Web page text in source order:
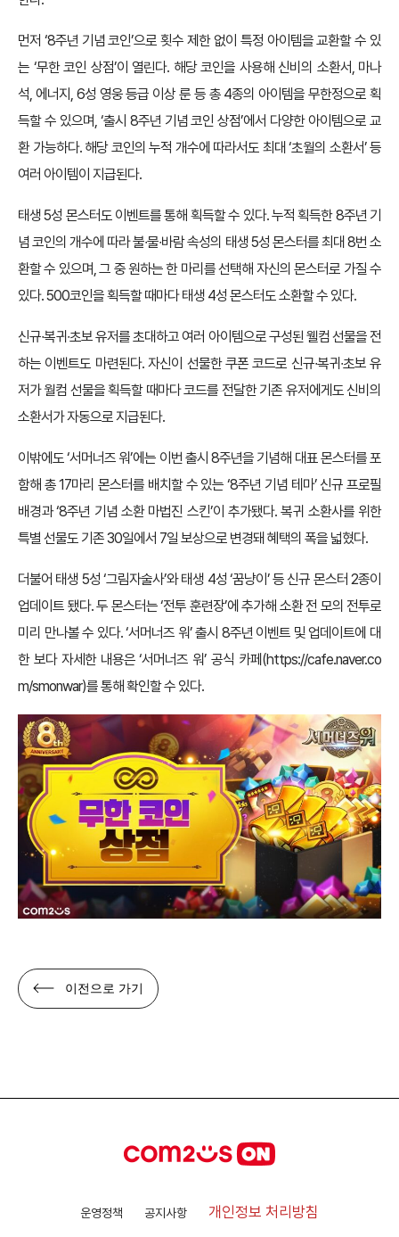
먼저 ‘8주년 기념 코인’으로 횟수 제한 없이 특정 아이템을 교환할 수 있
는 ‘무한 코인 상점’이 열린다. 해당 코인을 사용해 신비의 소환서, 마나
석, 에너지, 6성 영웅 등급 이상 룬 등 총 4종의 아이템을 무한정으로 획
득할 수 있으며, ‘출시 8주년 기념 코인 상점’에서 다양한 아이템으로 교
환 가능하다. 해당 코인의 누적 개수에 따라서도 최대 ‘초월의 소환서’ 등
여러 아이템이 지급된다.
태생 5성 몬스터도 이벤트를 통해 획득할 수 있다. 누적 획득한 8주년 기
념 코인의 개수에 따라 불∙물∙바람 속성의 태생 5성 몬스터를 최대 8번 소
환할 수 있으며, 그 중 원하는 한 마리를 선택해 자신의 몬스터로 가질 수
있다. 500코인을 획득할 때마다 태생 4성 몬스터도 소환할 수 있다.
신규∙복귀∙초보 유저를 초대하고 여러 아이템으로 구성된 웰컴 선물을 전
하는 이벤트도 마련된다. 자신이 선물한 쿠폰 코드로 신규∙복귀∙초보 유
저가 월컴 선물을 획득할 때마다 코드를 전달한 기존 유저에게도 신비의
소환서가 자동으로 지급된다.
이밖에도 ‘서머너즈 워’에는 이번 출시 8주년을 기념해 대표 몬스터를 포
함해 총 17마리 몬스터를 배치할 수 있는 ‘8주년 기념 테마’ 신규 프로필
배경과 ‘8주년 기념 소환 마법진 스킨’이 추가됐다. 복귀 소환사를 위한
특별 선물도 기존 30일에서 7일 보상으로 변경돼 혜택의 폭을 넓혔다.
더불어 태생 5성 ‘그림자술사’와 태생 4성 ‘꿈냥이’ 등 신규 몬스터 2종이
업데이트 됐다. 두 몬스터는 ‘전투 훈련장’에 추가해 소환 전 모의 전투로
미리 만나볼 수 있다. ‘서머너즈 워’ 출시 8주년 이벤트 및 업데이트에 대
한 보다 자세한 내용은 ‘서머너즈 워’ 공식 카페(https://cafe.naver.co
m/smonwar)를 통해 확인할 수 있다.
이전으로 가기
운영정책 공지사항 개인정보 처리방침